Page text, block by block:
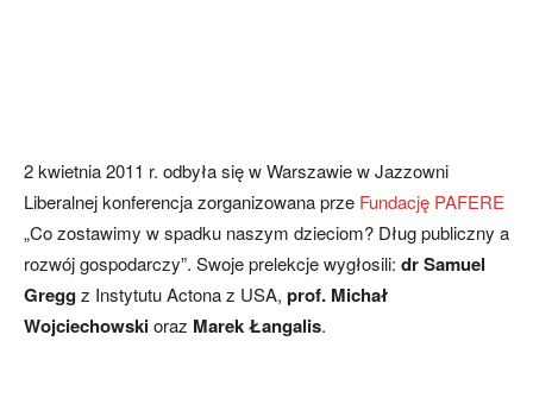
2 kwietnia 2011 r. odbyła się w Warszawie w Jazzowni
Liberalnej konferencja zorganizowana prze Fundację PAFERE
„Co zostawimy w spadku naszym dzieciom? Dług publiczny a
rozwój gospodarczy”. Swoje prelekcje wygłosili: dr Samuel
Greggz Instytutu Actona z USA, prof. Michał
Wojciechowskioraz Marek Łangalis.